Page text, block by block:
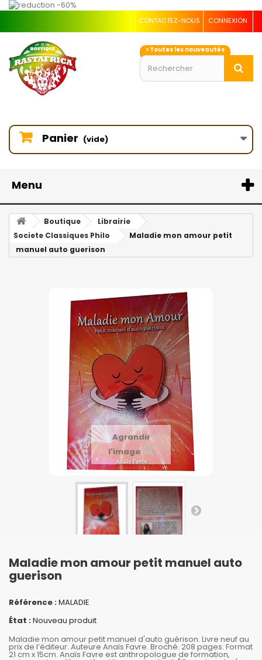
CONNEXION
CONTACTEZ-NOUS
> Toutes les nouveautés
Panier (vide)
Menu
Boutique
Librairie
Societe Classiques Philo
Maladie mon amour petit
manuel auto guerison
Agrandir
l'image
Maladie mon amour petit manuel auto
guerison
Référence :MALADIE
État :Nouveau produit
Maladie mon amour petit manuel d'auto guérison. Livre neuf au
prix de l’éditeur. Auteure Anaïs Favre. Broché. 208 pages. Format
21 cm x 15cm. Anaïs Favre est anthropologue de formation,